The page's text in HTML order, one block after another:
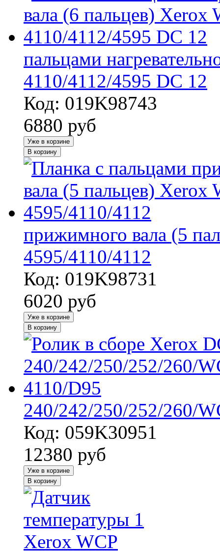
пальцами
4110/4112/4595 DC 12
Код: 019K98743
6880 руб
Уже в корзине
В корзину
прижимного вала (5
4595/4110/4112
Код: 019K98731
6020 руб
Уже в корзине
В корзину
240/242/250/252/260/
Код: 059K30951
12380 руб
Уже в корзине
В корзину